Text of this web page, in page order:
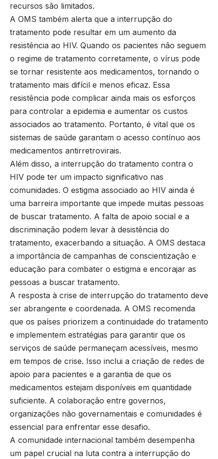
recursos são limitados.
A OMS também alerta que a interrupção do
tratamento pode resultar em um aumento da
resistência ao HIV. Quando os pacientes não seguem
o regime de tratamento corretamente, o vírus pode
se tornar resistente aos medicamentos, tornando o
tratamento mais difícil e menos eficaz. Essa
resistência pode complicar ainda mais os esforços
para controlar a epidemia e aumentar os custos
associados ao tratamento. Portanto, é vital que os
sistemas de saúde garantam o acesso contínuo aos
medicamentos antirretrovirais.
Além disso, a interrupção do tratamento contra o
HIV pode ter um impacto significativo nas
comunidades. O estigma associado ao HIV ainda é
uma barreira importante que impede muitas pessoas
de buscar tratamento. A falta de apoio social e a
discriminação podem levar à desistência do
tratamento, exacerbando a situação. A OMS destaca
a importância de campanhas de conscientização e
educação para combater o estigma e encorajar as
pessoas a buscar tratamento.
A resposta à crise de interrupção do tratamento deve
ser abrangente e coordenada. A OMS recomenda
que os países priorizem a continuidade do tratamento
e implementem estratégias para garantir que os
serviços de saúde permaneçam acessíveis, mesmo
em tempos de crise. Isso inclui a criação de redes de
apoio para pacientes e a garantia de que os
medicamentos estejam disponíveis em quantidade
suficiente. A colaboração entre governos,
organizações não governamentais e comunidades é
essencial para enfrentar esse desafio.
A comunidade internacional também desempenha
um papel crucial na luta contra a interrupção do